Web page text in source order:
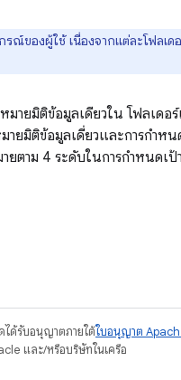
ของผู้ใช้ เนื่องจากแต่ละโฟลเด
ายมิติข้อมูลเดียวใน โฟลเดอ
ยมิติข้อมูลเดี่ยวและการกำห
ยตาม 4 ระดับในการกำหนด
ได้รับอนุญาตภายใต้ใบอนุญาต
และ/หรือบริษัทในเครือ